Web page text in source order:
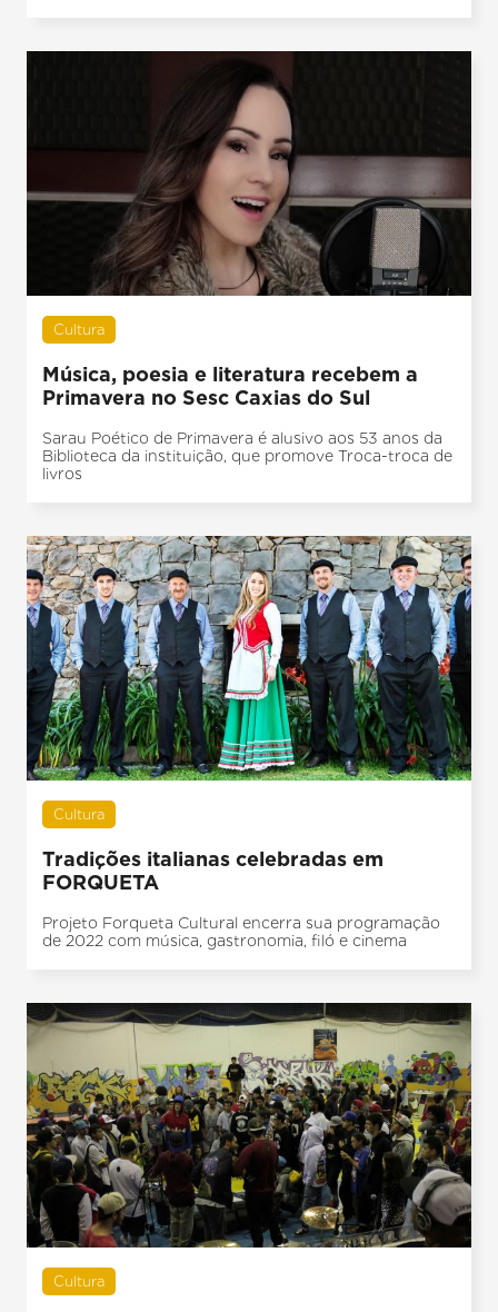
Cultura
Música, poesia e literatura recebem a
Primavera no Sesc Caxias do Sul
Sarau Poético de Primavera é alusivo aos 53 anos da
Biblioteca da instituição, que promove Troca-troca de
livros
Cultura
Tradições italianas celebradas em
FORQUETA
Projeto Forqueta Cultural encerra sua programação
de 2022 com música, gastronomia, filó e cinema
Cultura